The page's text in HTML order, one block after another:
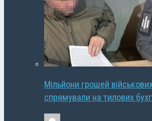
Мільйони грошей
спрямували на тилових